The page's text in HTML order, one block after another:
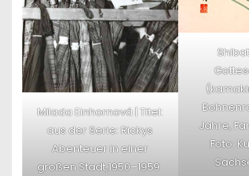
Milada Einhornová | Titel:
aus der Serie: Rickys
Abenteuer in einer
großen Stadt,1950–1959
Jahre,
Foto: